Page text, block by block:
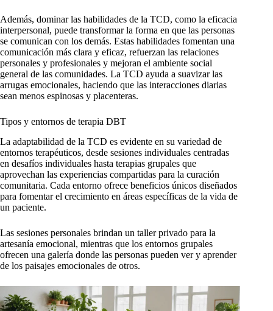
Además, dominar las habilidades de la TCD, como la eficacia
interpersonal, puede transformar la forma en que las personas
se comunican con los demás. Estas habilidades fomentan una
comunicación más clara y eficaz, refuerzan las relaciones
personales y profesionales y mejoran el ambiente social
general de las comunidades. La TCD ayuda a suavizar las
arrugas emocionales, haciendo que las interacciones diarias
sean menos espinosas y placenteras.
Tipos y entornos de terapia DBT
La adaptabilidad de la TCD es evidente en su variedad de
entornos terapéuticos, desde sesiones individuales centradas
en desafíos individuales hasta terapias grupales que
aprovechan las experiencias compartidas para la curación
comunitaria. Cada entorno ofrece beneficios únicos diseñados
para fomentar el crecimiento en áreas específicas de la vida de
un paciente.
Las sesiones personales brindan un taller privado para la
artesanía emocional, mientras que los entornos grupales
ofrecen una galería donde las personas pueden ver y aprender
de los paisajes emocionales de otros.